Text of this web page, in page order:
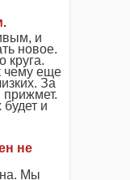
и
новое.
круга.
чему еще
За
прижмет.
и
не
Мы